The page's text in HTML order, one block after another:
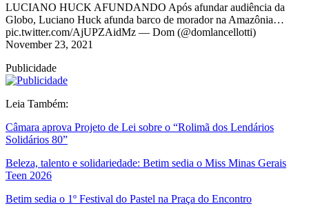
LUCIANO HUCK AFUNDANDO Após afundar audiência da
Globo, Luciano Huck afunda barco de morador na Amazônia…
pic.twitter.com/AjUPZAidMz — Dom (@domlancellotti)
November 23, 2021
Publicidade
Leia Também:
Câmara aprova Projeto de Lei sobre o “Rolimã dos Lendários
Solidários 80”
Beleza, talento e solidariedade: Betim sedia o Miss Minas Gerais
Teen 2026
Betim sedia o 1º Festival do Pastel na Praça do Encontro